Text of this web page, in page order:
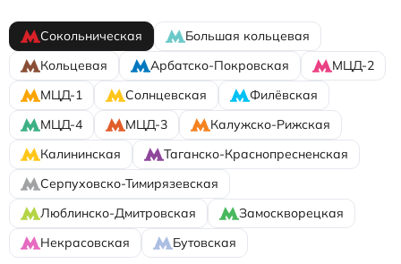
Сокольническая
Большая кольцевая
Кольцевая
Арбатско-Покровская
МЦД-2
МЦД-1
Солнцевская
Филёвская
МЦД-4
МЦД-3
Калужско-Рижская
Калининская
Таганско-Краснопресненская
Серпуховско-Тимирязевская
Люблинско-Дмитровская
Замоскворецкая
Некрасовская
Бутовская